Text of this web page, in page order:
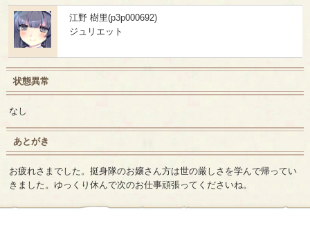
江野 樹里(p3p000692)
ジュリエット
状態異常
なし
あとがき
お疲れさまでした。挺身隊のお嬢さん方は世の厳しさを学んで帰ってい
きました。ゆっくり休んで次のお仕事頑張ってくださいね。